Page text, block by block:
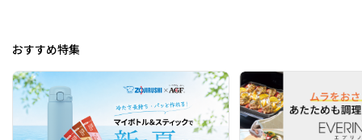
おすすめ特集